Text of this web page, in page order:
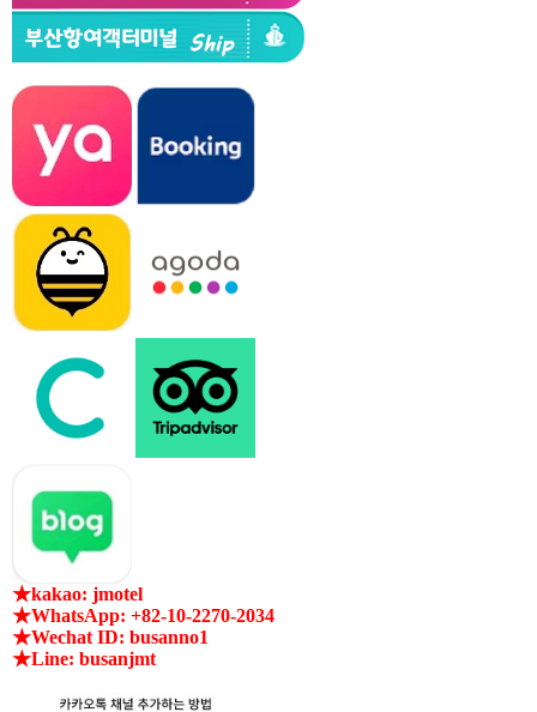
★kakao: jmotel
★WhatsApp: +82-10-2270-2034
★Wechat ID: busanno1
★Line: busanjmt